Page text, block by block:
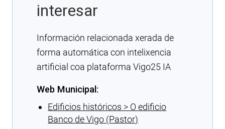
interesar
Información relacionada xerada de
forma automática con intelixencia
artificial coa plataforma Vigo25 IA
Web Municipal:
Edificios históricos > O edificio
Banco de Vigo (Pastor)